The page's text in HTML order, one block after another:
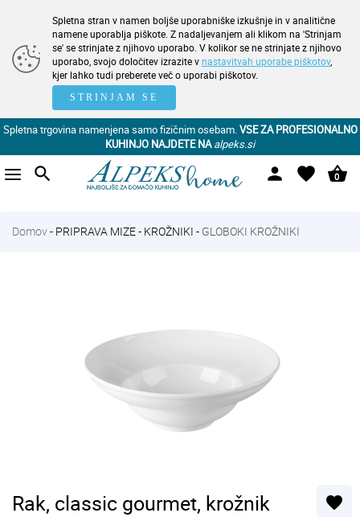
Spletna stran v namen boljše uporabniške izkušnje in v analitične
namene uporablja piškote. Z nadaljevanjem ali klikom na 'Strinjam
se' se strinjate z njihovo uporabo. V kolikor se ne strinjate z njihovo
uporabo, svojo določitev izrazite vnastavitvah uporabe piškotov,
kjer lahko tudi preberete več o uporabi piškotov.
STRINJAM SE
Spletna trgovina namenjena samo fizičnim osebam.VSE ZA PROFESIONALNO
KUHINJO NAJDETE NA alpeks.si
search person favorite shopping_basket
0
Domov- PRIPRAVA MIZE- KROŽNIKI - GLOBOKI KROŽNIKI
Rak, classic gourmet, krožnik
favorite